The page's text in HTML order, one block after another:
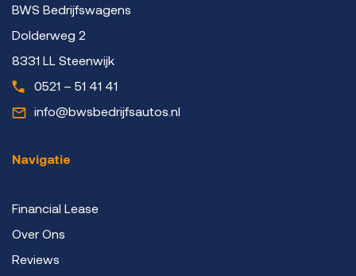
BWS Bedrijfswagens
Dolderweg 2
8331 LL Steenwijk
0521 – 51 41 41
info@bwsbedrijfsautos.nl
Navigatie
Financial Lease
Over Ons
Reviews